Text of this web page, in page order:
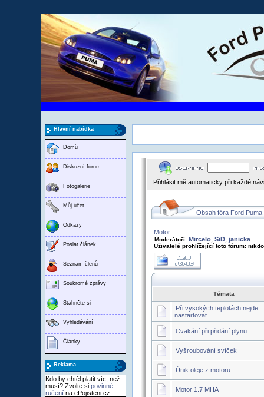
Hlavní nabídka
Domů
Diskuzní fórum
Fotogalerie
Můj účet
Odkazy
Poslat článek
Seznam členů
Soukromé zprávy
Stáhněte si
Vyhledávání
Články
Reklama
Kdo by chtěl platit víc, než
musí? Zvolte si povinné
ručení na ePojisteni.cz.
Přihlásit mě automaticky při každé
Obsah fóra Ford Puma
Motor
Moderátoři: Mircelo SiD janicka
Uživatelé prohlížející toto fórum:
Témata
Při vysokých teplotách nejde
nastartovat.
Cvakání při přidání plynu
Vyšroubování svíček
Únik oleje z motoru
Motor 1.7 MHA